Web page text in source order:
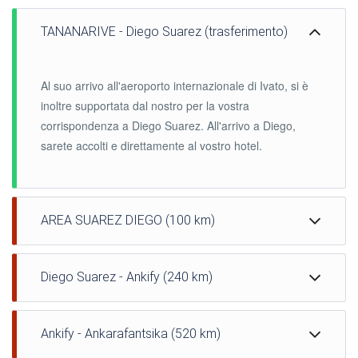
TANANARIVE - Diego Suarez (trasferimento)
Al suo arrivo all'aeroporto internazionale di Ivato, si è
inoltre supportata dal nostro per la vostra
corrispondenza a Diego Suarez. All'arrivo a Diego,
sarete accolti e direttamente al vostro hotel.
AREA SUAREZ DIEGO (100 km)
moto. Lasciando le strade colorate di Diego -Suarez, si
inizia una bella passeggiata lungo molteplici Diego baie
godendo di panorami respiro.
Diego Suarez - Ankify (240 km)
bitume. intorno a te, un paesaggio savana si estende
Ankify - Ankarafantsika (520 km)